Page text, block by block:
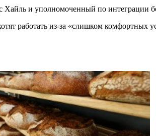
и уполномоченный по интеграции
работать из-за «слишком комфортных